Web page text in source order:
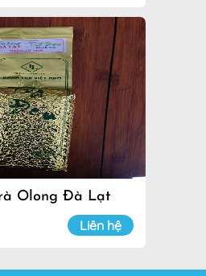
Olong Đà Lạt
Liên hệ